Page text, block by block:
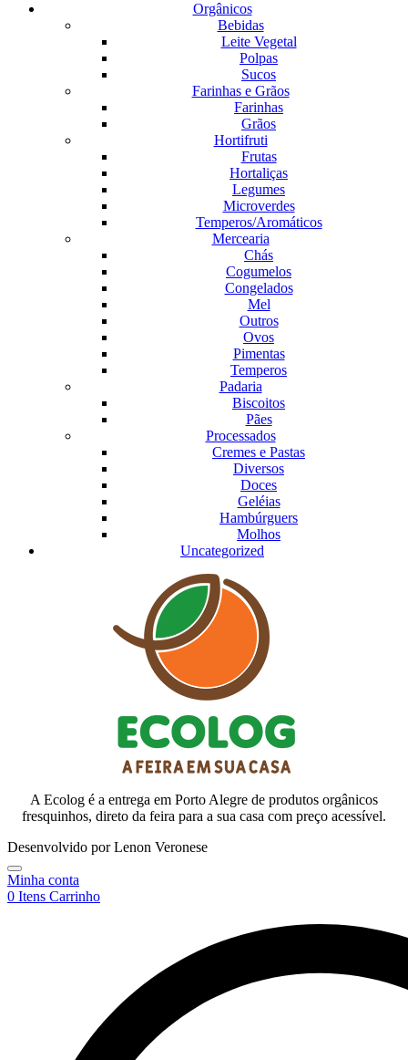
Orgânicos
Bebidas
Leite Vegetal
Polpas
Sucos
Farinhas e Grãos
Farinhas
Grãos
Hortifruti
Frutas
Hortaliças
Legumes
Microverdes
Temperos/Aromáticos
Mercearia
Chás
Cogumelos
Congelados
Mel
Outros
Ovos
Pimentas
Temperos
Padaria
Biscoitos
Pães
Processados
Cremes e Pastas
Diversos
Doces
Geléias
Hambúrguers
Molhos
Uncategorized
A Ecolog é a entrega em Porto Alegre de produtos orgânicos
fresquinhos, direto da feira para a sua casa com preço acessível.
Desenvolvido por Lenon Veronese
Minha conta
0 Itens Carrinho